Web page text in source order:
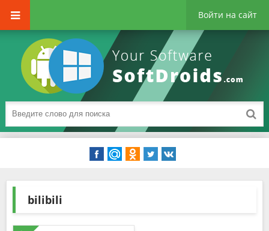
Войти на сайт
bilibili